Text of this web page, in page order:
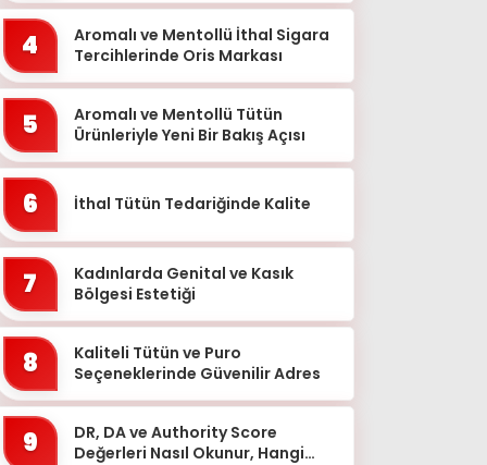
4
Aromalı ve Mentollü İthal Sigara
Tercihlerinde Oris Markası
5
Aromalı ve Mentollü Tütün
Ürünleriyle Yeni Bir Bakış Açısı
6 İthal Tütün Tedariğinde Kalite
7
Kadınlarda Genital ve Kasık
Bölgesi Estetiği
8
Kaliteli Tütün ve Puro
Seçeneklerinde Güvenilir Adres
9
DR, DA ve Authority Score
Değerleri Nasıl Okunur, Hangi
Balıkesir
Bartın
Batman
Bayburt
Bilecik
Bingöl
Bitlis
Bolu
Burdur
Bursa
Çanakkale
Çankırı